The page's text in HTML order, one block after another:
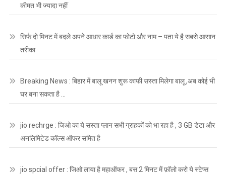
कीमत भी ज्यादा नहीं
सिर्फ दो मिनट में बदले अपने आधार कार्ड का फोटो और नाम – पता ये है सबसे आसान
तरीका
Breaking News : बिहार में बालू खनन शुरू काफी सस्ता मिलेगा बालू ,अब कोई भी
घर बना सकता है …
jio rechrge : जिओ का ये सस्ता प्लान सभी ग्राहकों को भा रहा है , 3 GB डेटा और
अनलिमिटेड कॉल्स ऑफर समित है
jio spcial offer : जिओ लाया है महाऑफर , बस 2 मिनट में फ़ॉलो करो ये स्टेप्स